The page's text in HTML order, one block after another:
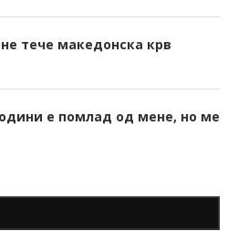
тече македонска крв
е помлад од мене, но ме